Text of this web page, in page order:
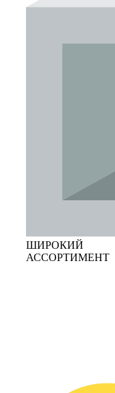
ШИРОКИЙ
АССОРТИМЕНТ